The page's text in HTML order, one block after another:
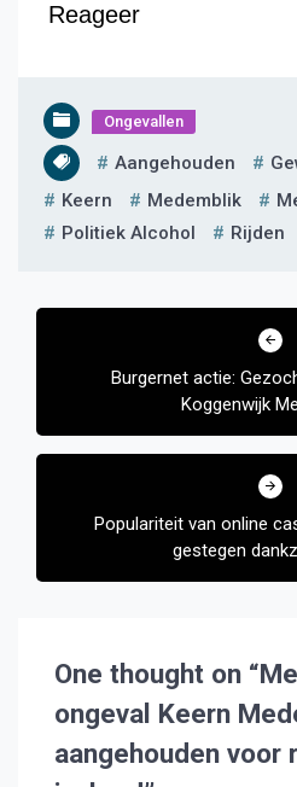
Reageer
Ongevallen
Aangehouden
Keern
Medemblik
Politiek Alcohol
Rijden
Bericht
Burgernet actie:
Koggenwijk
Populariteit van online
gestegen
One thought on “
ongeval Keern
aangehouden voor